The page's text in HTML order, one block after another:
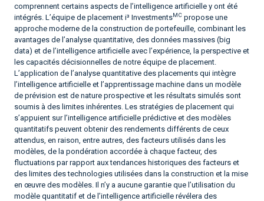
comprennent certains aspects de l’intelligence artificielle y ont été
intégrés. L’équipe de placement i³ InvestmentsMC propose une
approche moderne de la construction de portefeuille, combinant les
avantages de l’analyse quantitative, des données massives (big
data) et de l’intelligence artificielle avec l’expérience, la perspective et
les capacités décisionnelles de notre équipe de placement.
L’application de l’analyse quantitative des placements qui intègre
l’intelligence artificielle et l’apprentissage machine dans un modèle
de prévision est de nature prospective et les résultats simulés sont
soumis à des limites inhérentes. Les stratégies de placement qui
s’appuient sur l’intelligence artificielle prédictive et des modèles
quantitatifs peuvent obtenir des rendements différents de ceux
attendus, en raison, entre autres, des facteurs utilisés dans les
modèles, de la pondération accordée à chaque facteur, des
fluctuations par rapport aux tendances historiques des facteurs et
des limites des technologies utilisées dans la construction et la mise
en œuvre des modèles. Il n’y a aucune garantie que l’utilisation du
modèle quantitatif et de l’intelligence artificielle révélera des